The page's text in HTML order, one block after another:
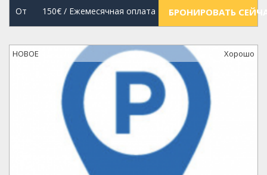
От 150€/ Ежемесячная оплата БРОНИРОВАТЬ
НОВОЕ Xорошо